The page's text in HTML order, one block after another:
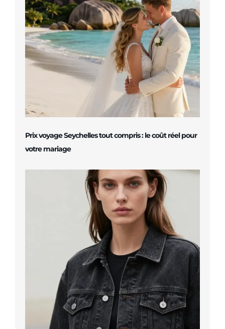
Prix voyage Seychelles tout compris : le coût réel pour
votre mariage